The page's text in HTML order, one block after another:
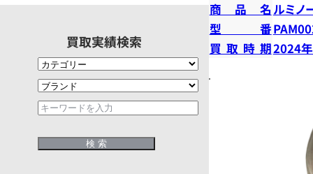
買取実績検索
商品名 ルミノ
型番
買取時期2024